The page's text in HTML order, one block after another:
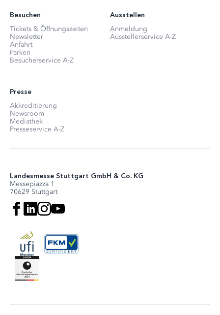
Besuchen
Tickets & Öffnungszeiten
Newsletter
Anfahrt
Parken
Besucherservice A-Z
Ausstellen
Anmeldung
Ausstellerservice A-Z
Presse
Akkreditierung
Newsroom
Mediathek
Presseservice A-Z
Landesmesse Stuttgart GmbH & Co. KG
Messepiazza 1
70629 Stuttgart